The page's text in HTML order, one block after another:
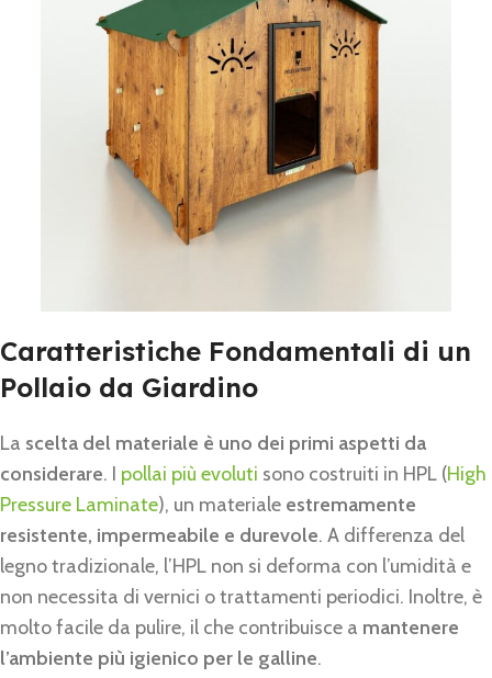
Caratteristiche Fondamentali di un
Pollaio da Giardino
La scelta del materiale è uno dei primi aspetti da
considerare. I pollai più evoluti sono costruiti in HPL (High
Pressure Laminate), un materiale estremamente
resistente, impermeabile e durevole. A differenza del
legno tradizionale, l’HPL non si deforma con l’umidità e
non necessita di vernici o trattamenti periodici. Inoltre, è
molto facile da pulire, il che contribuisce a mantenere
l’ambiente più igienico per le galline.